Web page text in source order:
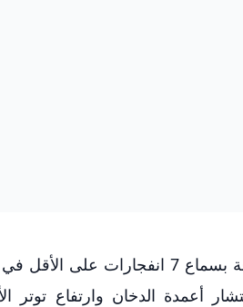
وأفادت تقارير موثوقة بسماع 7
أعمدة الدخان وارتفاع